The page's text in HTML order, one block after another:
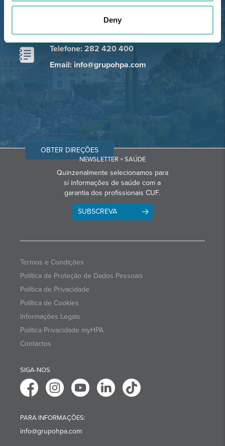
Deny
Estrada de Alvor, Sítio Cruz da
Bota, 8500-322 Alvor - Portimão
Telefone: 282 420 400
Email: info@grupohpa.com
OBTER DIREÇÕES
NEWSLETTER + SAÚDE
Quinzenalmente selecionamos para
si informações de saúde com a
garantia dos profissionais CUF.
SUBSCREVA
Termos e Condições
Política de Proteção de Dados Pessoais
Política de Privacidade
Política de Cookies
Informações Legais
Politica Privacidade myHPA
Contactos
SIGA-NOS
PARA INFORMAÇÕES:
info@grupohpa.com